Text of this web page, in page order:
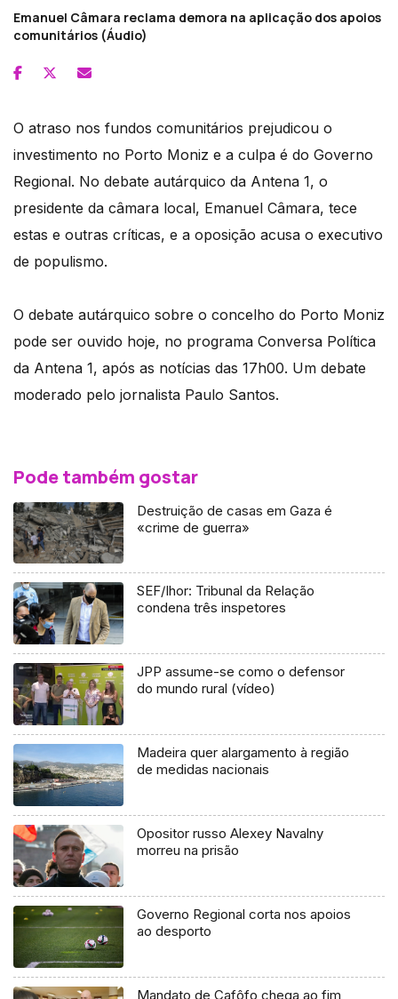
Emanuel Câmara reclama demora na aplicação dos apoios
comunitários (Áudio)
O atraso nos fundos comunitários prejudicou o
investimento no Porto Moniz e a culpa é do Governo
Regional. No debate autárquico da Antena 1, o
presidente da câmara local, Emanuel Câmara, tece
estas e outras críticas, e a oposição acusa o executivo
de populismo.
O debate autárquico sobre o concelho do Porto Moniz
pode ser ouvido hoje, no programa Conversa Política
da Antena 1, após as notícias das 17h00. Um debate
moderado pelo jornalista Paulo Santos.
Pode também gostar
Destruição de casas em Gaza é
«crime de guerra»
SEF/Ihor: Tribunal da Relação
condena três inspetores
JPP assume-se como o defensor
do mundo rural (vídeo)
Madeira quer alargamento à região
de medidas nacionais
Opositor russo Alexey Navalny
morreu na prisão
Governo Regional corta nos apoios
ao desporto
Mandato de Cafôfo chega ao fim